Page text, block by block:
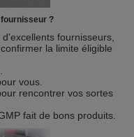
?
fournisseurs,
la limite éligible
vous.
rencontrer vos sortes
fait de bons produits.